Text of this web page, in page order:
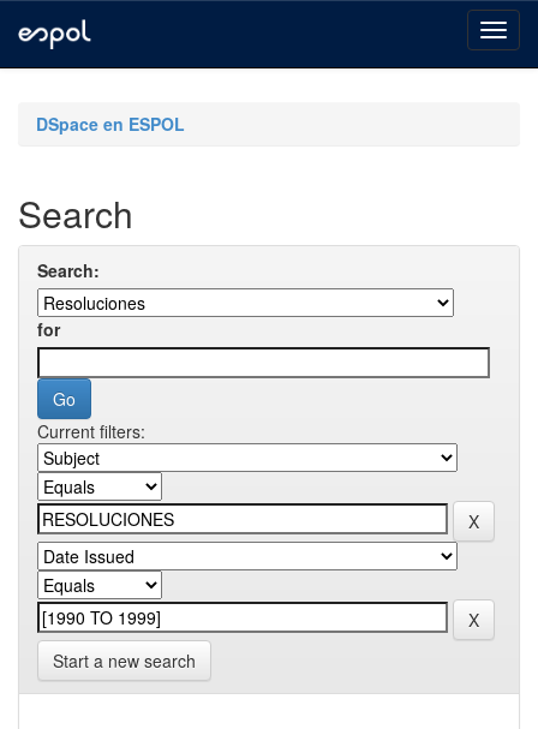
navigationDSpace en ESPOL
Search
Search:
for
Current filters:
Start a new search